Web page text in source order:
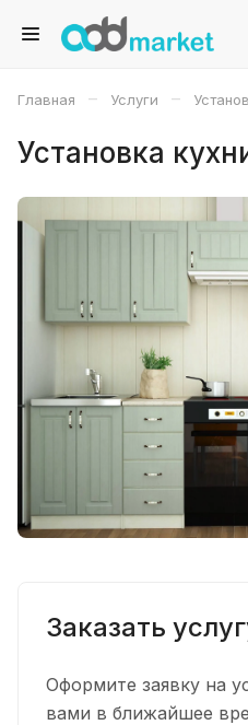
Главная – Услуги –
Установка
Заказать
Оформите заявку на
вами в ближайшее